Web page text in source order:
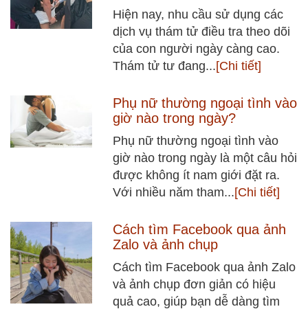
Hiện nay, nhu cầu sử dụng các
dịch vụ thám tử điều tra theo dõi
của con người ngày càng cao.
Thám tử tư đang...[Chi tiết]
Phụ nữ thường ngoại tình vào
giờ nào trong ngày?
Phụ nữ thường ngoại tình vào
giờ nào trong ngày là một câu hỏi
được không ít nam giới đặt ra.
Với nhiều năm tham...[Chi tiết]
Cách tìm Facebook qua ảnh
Zalo và ảnh chụp
Cách tìm Facebook qua ảnh Zalo
và ảnh chụp đơn giản có hiệu
quả cao, giúp bạn dễ dàng tìm